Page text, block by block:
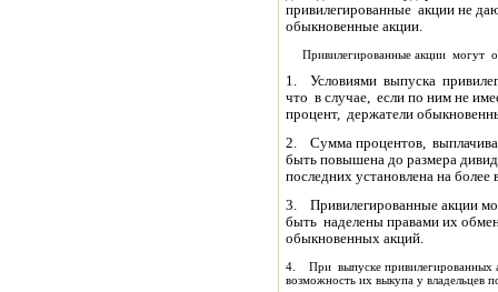
привилегированные акции не
обыкновенные акции.
Привилегированные акции могут
1. Условиями выпуска
что в случае, если по ним не
процент, держатели
2. Сумма процентов,
быть повышена до размера
последних установлена на более
3. Привилегированные акции
быть наделены правами их
обыкновенных акций.
4. При выпуске привилегированных
возможность их выкупа у